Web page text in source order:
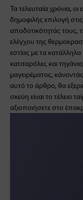
Τα τελευταία χρόνια, οι
δημοφιλής επιλογή
αποδοτικότητάς τους,
ελέγχου της
εστίας με τα
κατσαρόλες και
μαγειρέματος,
αυτό το άρθρο, θα
σκεύη είναι το τέλειο
αξιοποιήσετε στο